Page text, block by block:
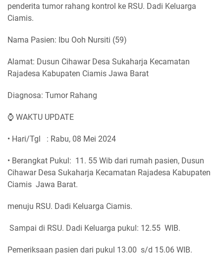
penderita tumor rahang kontrol ke RSU. Dadi Keluarga
Ciamis.
Nama Pasien: Ibu Ooh Nursiti (59)
Alamat: Dusun Cihawar Desa Sukaharja Kecamatan
Rajadesa Kabupaten Ciamis Jawa Barat
Diagnosa: Tumor Rahang
⌚ WAKTU UPDATE
• Hari/Tgl : Rabu, 08 Mei 2024
• Berangkat Pukul: 11. 55 Wib dari rumah pasien, Dusun
Cihawar Desa Sukaharja Kecamatan Rajadesa Kabupaten
Ciamis Jawa Barat.
menuju RSU. Dadi Keluarga Ciamis.
Sampai di RSU. Dadi Keluarga pukul: 12.55 WIB.
Pemeriksaan pasien dari pukul 13.00 s/d 15.06 WIB.